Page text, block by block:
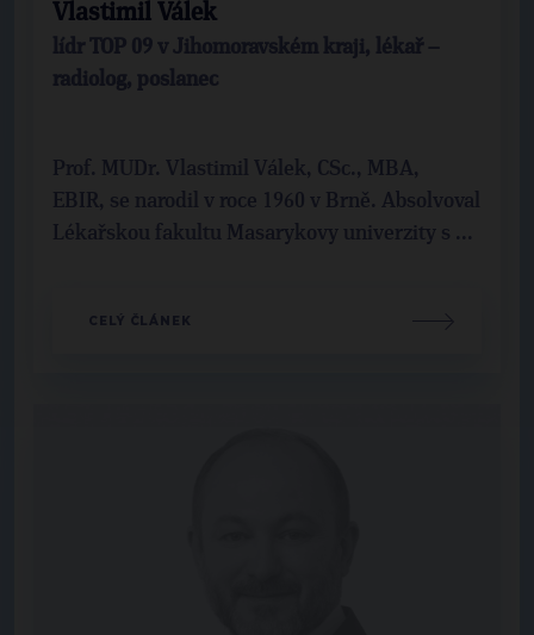
Vlastimil Válek
lídr TOP 09 v Jihomoravském kraji, lékař –
radiolog, poslanec
Prof. MUDr. Vlastimil Válek, CSc., MBA,
EBIR, se narodil v roce 1960 v Brně. Absolvoval
Lékařskou fakultu Masarykovy univerzity s ...
CELÝ ČLÁNEK